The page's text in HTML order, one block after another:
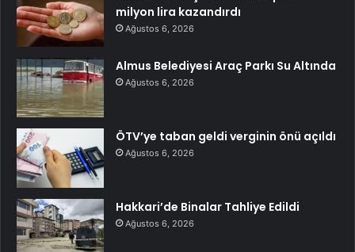
milyon lira kazandırdı
Ağustos 6, 2026
Almus Belediyesi Araç Parkı Su Altında
Ağustos 6, 2026
ÖTV’ye taban geldi verginin önü açıldı
Ağustos 6, 2026
Hakkari’de Binalar Tahliye Edildi
Ağustos 6, 2026